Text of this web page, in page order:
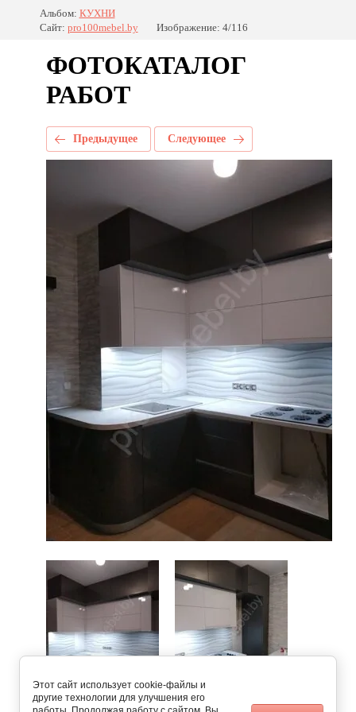
Альбом: КУХНИ
Сайт: pro100mebel.by Изображение: 4/116
ФОТОКАТАЛОГ
РАБОТ
Предыдущее Следующее
Этот сайт использует cookie-файлы и
другие технологии для улучшения его